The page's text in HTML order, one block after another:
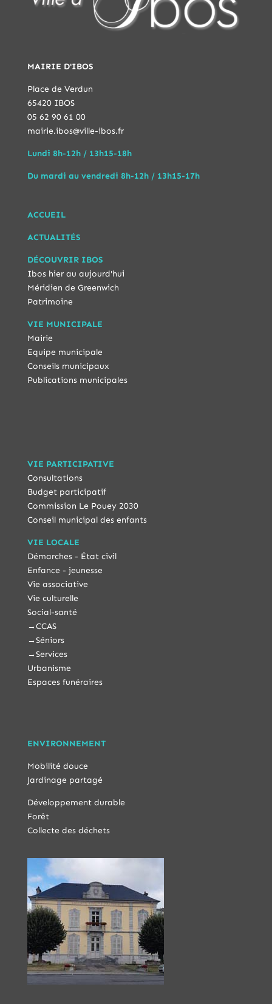
MAIRIE D'IBOS
Place de Verdun
65420 IBOS
05 62 90 61 00
mairie.ibos@ville-ibos.fr
Lundi 8h-12h / 13h15-18h
Du mardi au vendredi 8h-12h / 13h15-17h
ACCUEIL
ACTUALITÉS
DÉCOUVRIR IBOS
Ibos hier au aujourd'hui
Méridien de Greenwich
Patrimoine
VIE MUNICIPALE
Mairie
Equipe municipale
Conseils municipaux
Publications municipales
VIE PARTICIPATIVE
Consultations
Budget participatif
Commission Le Pouey 2030
Conseil municipal des enfants
VIE LOCALE
Démarches - État civil
Enfance - jeunesse
Vie associative
Vie culturelle
Social-santé
→CCAS
→Séniors
→Services
Urbanisme
Espaces funéraires
ENVIRONNEMENT
Mobilité douce
Jardinage partagé
Développement durable
Forêt
Collecte des déchets